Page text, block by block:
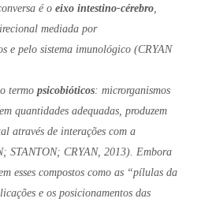
é o eixo intestino-cérebro,
mediada por
e pelo sistema imunológico (CRYAN
termo psicobióticos: microrganismos
quantidades adequadas, produzem
através de interações com a
STANTON; CRYAN, 2013). Embora
esses compostos como as “pílulas da
e os posicionamentos das